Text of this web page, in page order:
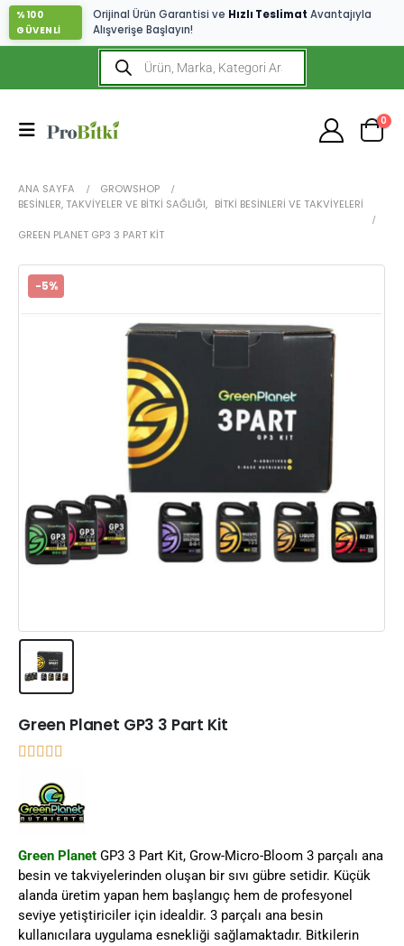
%100
GÜVENLİ
Orijinal Ürün Garantisi ve Hızlı Teslimat Avantajıyla
Alışverişe Başlayın!
0
ANA SAYFA
GROWSHOP
BESINLER, TAKVIYELER VE BITKI SAĞLIĞI, BITKI BESINLERI VE TAKVIYELERI
GREEN PLANET GP3 3 PART KIT
-5%
Green Planet GP3 3 Part Kit
Green Planet GP3 3 Part Kit, Grow-Micro-Bloom 3 parçalı ana
besin ve takviyelerinden oluşan bir sıvı gübre setidir. Küçük
alanda üretim yapan hem başlangıç hem de profesyonel
seviye yetiştiriciler için idealdir. 3 parçalı ana besin
kullanıcılara uygulama esnekliği sağlamaktadır. Bitkilerin